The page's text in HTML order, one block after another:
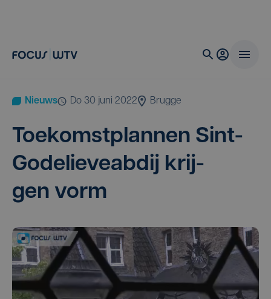
Nieuws do 30 juni 2022 Brugge
Toe­komst­plan­nen Sint-
Gode­lie­ve­ab­dij krij­
gen vorm